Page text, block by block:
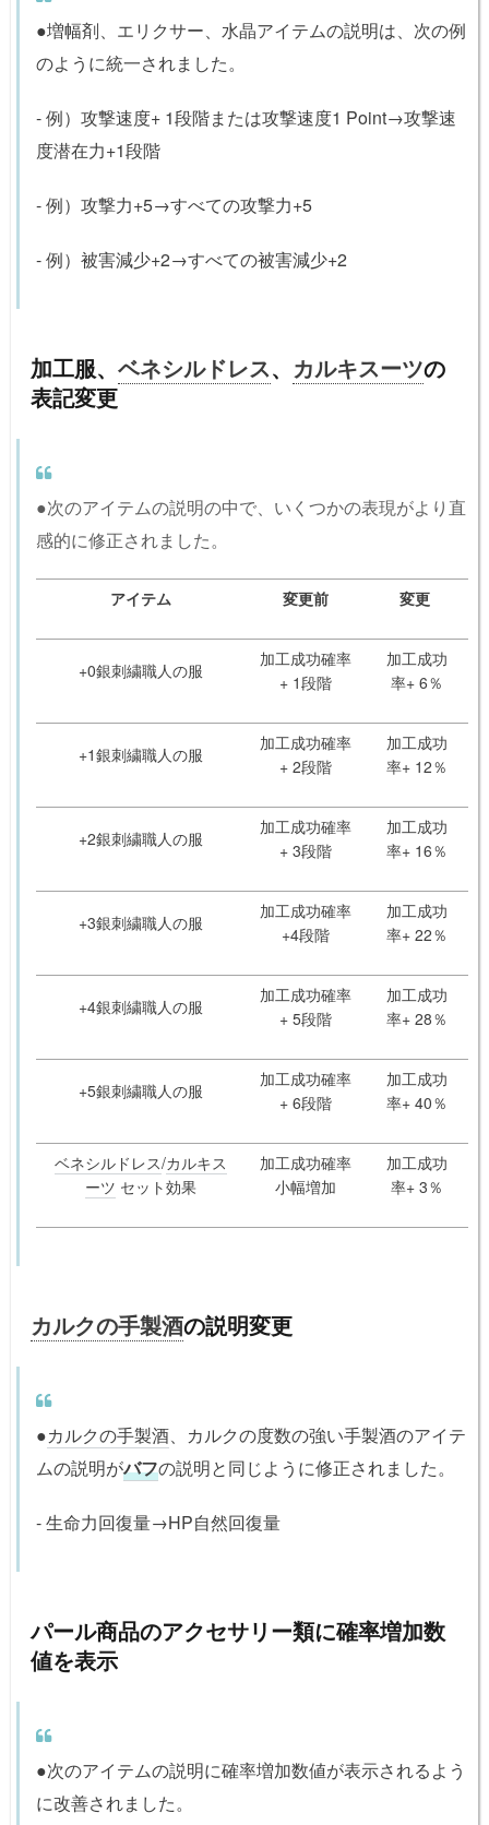
●増幅剤、エリクサー、水晶アイテムの説明は、次の例
のように統一されました。
- 例）攻撃速度+ 1段階または攻撃速度1 Point→攻撃速
度潜在力+1段階
- 例）攻撃力+5→すべての攻撃力+5
- 例）被害減少+2→すべての被害減少+2
加工服、 ベネシルドレス、 カルキスーツの
表記変更
●次のアイテムの説明の中で、いくつかの表現がより直
感的に修正されました。
アイテム 変更前 変更
+0銀刺繍職人の服
加工成功確率
+ 1段階
加工成功
率+ 6％
+1銀刺繍職人の服
加工成功確率
+ 2段階
加工成功
率+ 12％
+2銀刺繍職人の服
加工成功確率
+ 3段階
加工成功
率+ 16％
+3銀刺繍職人の服
加工成功確率
+4段階
加工成功
率+ 22％
+4銀刺繍職人の服
加工成功確率
+ 5段階
加工成功
率+ 28％
+5銀刺繍職人の服
加工成功確率
+ 6段階
加工成功
率+ 40％
ベネシルドレス/カルキス
ーツ セット効果
加工成功確率
小幅増加
加工成功
率+ 3％
カルクの手製酒の説明変更
●カルクの手製酒、カルクの度数の強い手製酒のアイテ
ムの説明がバフの説明と同じように修正されました。
- 生命力回復量→HP自然回復量
パール商品のアクセサリー類に確率増加数
値を表示
●次のアイテムの説明に確率増加数値が表示されるよう
に改善されました。